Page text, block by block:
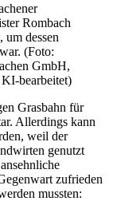
Rombach
um dessen
(Foto:
GmbH,
bearbeitet)
Grasbahn für
Allerdings kann
weil der
genutzt
zufrieden
mussten: